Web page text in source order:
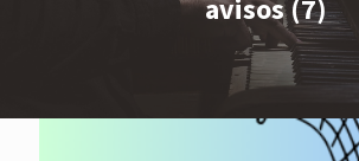
avisos (7)